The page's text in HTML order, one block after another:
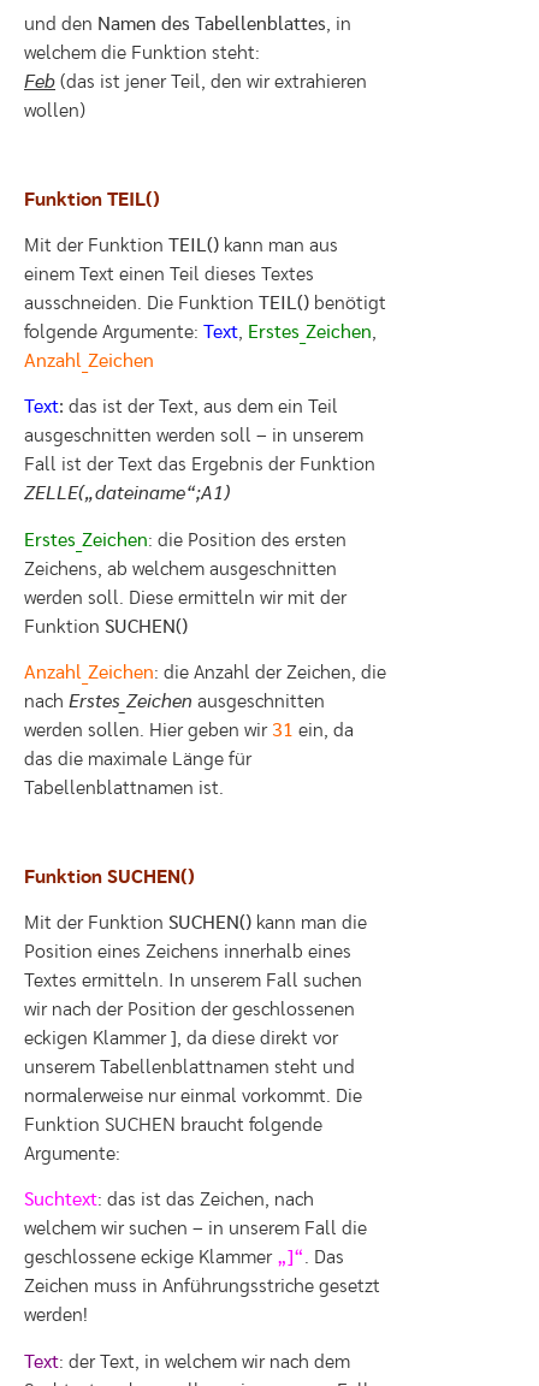
und den Namen des Tabellenblattes, in
welchem die Funktion steht:
Feb (das ist jener Teil, den wir extrahieren
wollen)
Funktion TEIL()
Mit der Funktion TEIL() kann man aus
einem Text einen Teil dieses Textes
ausschneiden. Die Funktion TEIL() benötigt
folgende Argumente: Text Erstes_Zeichen
Anzahl_Zeichen
Text: das ist der Text, aus dem ein Teil
ausgeschnitten werden soll – in unserem
Fall ist der Text das Ergebnis der Funktion
ZELLE(„dateiname“;A1)
Erstes_Zeichen: die Position des ersten
Zeichens, ab welchem ausgeschnitten
werden soll. Diese ermitteln wir mit der
Funktion SUCHEN()
Anzahl_Zeichen: die Anzahl der Zeichen, die
nach Erstes_Zeichen ausgeschnitten
werden sollen. Hier geben wir 31 ein, da
das die maximale Länge für
Tabellenblattnamen ist.
Funktion SUCHEN()
Mit der Funktion SUCHEN() kann man die
Position eines Zeichens innerhalb eines
Textes ermitteln. In unserem Fall suchen
wir nach der Position der geschlossenen
eckigen Klammer ], da diese direkt vor
unserem Tabellenblattnamen steht und
normalerweise nur einmal vorkommt. Die
Funktion SUCHEN braucht folgende
Argumente:
Suchtext: das ist das Zeichen, nach
welchem wir suchen – in unserem Fall die
geschlossene eckige Klammer „]“. Das
Zeichen muss in Anführungsstriche gesetzt
werden!
Text: der Text, in welchem wir nach dem